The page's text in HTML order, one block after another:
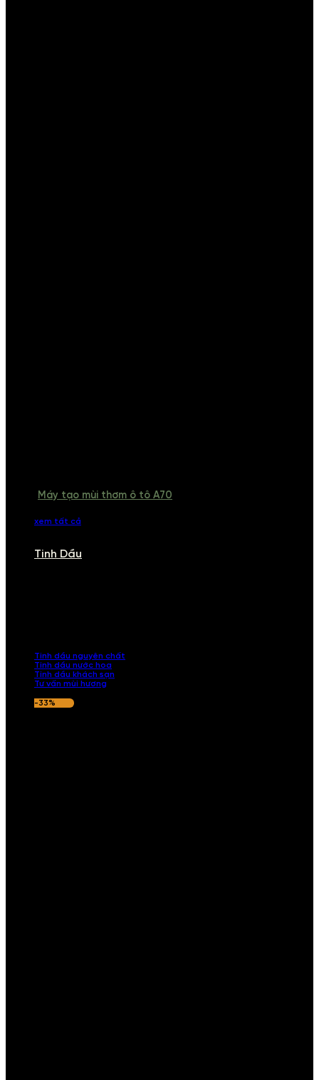
Máy tạo mùi thơm ô tô A70
xem tất cả
Tinh Dầu
Tinh dầu nguyên chất
Tinh dầu nước hoa
Tinh dầu khách sạn
Tư vấn mùi hương
-33%